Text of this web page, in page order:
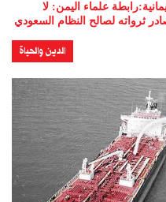
علماء اليمن: لا
ثرواته لصالح النظام السعودي
الدين والحياة